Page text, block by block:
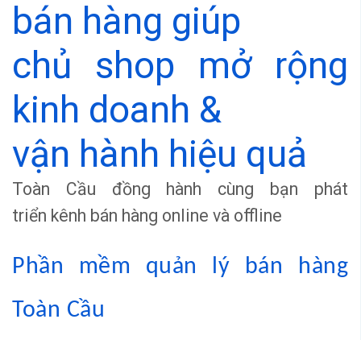
bán hàng giúp
chủ shop mở rộng
kinh doanh &
vận hành hiệu quả
Toàn Cầu đồng hành cùng bạn phát
triển kênh bán hàng online và offline
Phần mềm quản lý bán hàng
Toàn Cầu